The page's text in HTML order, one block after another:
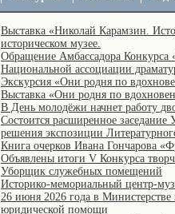
Выставка «Николай Карамзин.
историческом музее.
Обращение Амбассадора Конкурса
Национальной ассоциации
Экскурсия «Они родня по
Выставка «Они родня по
В День молодёжи начнет работу
Состоится расширенное
решения экспозиции
Книга очерков Ивана Гончарова
Объявлены итоги V Конкурса
Уборщик служебных помещений
Историко-мемориальный центр-
26 июня 2026 года в Министерстве
юридической помощи